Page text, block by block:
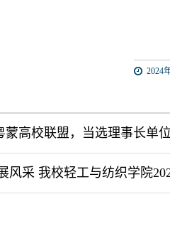
2024
蒙高校联盟，当选理事长单